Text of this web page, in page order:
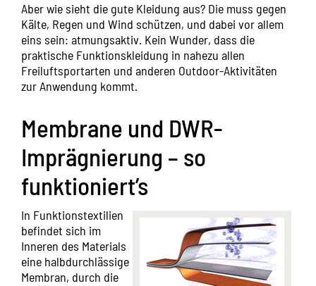
Aber wie sieht die gute Kleidung aus? Die muss gegen
Kälte, Regen und Wind schützen, und dabei vor allem
eins sein: atmungsaktiv. Kein Wunder, dass die
praktische Funktionskleidung in nahezu allen
Freiluftsportarten und anderen Outdoor-Aktivitäten
zur Anwendung kommt.
Membrane und DWR-
Imprägnierung – so
funktioniert’s
In Funktionstextilien
befindet sich im
Inneren des Materials
eine halbdurchlässige
Membran, durch die